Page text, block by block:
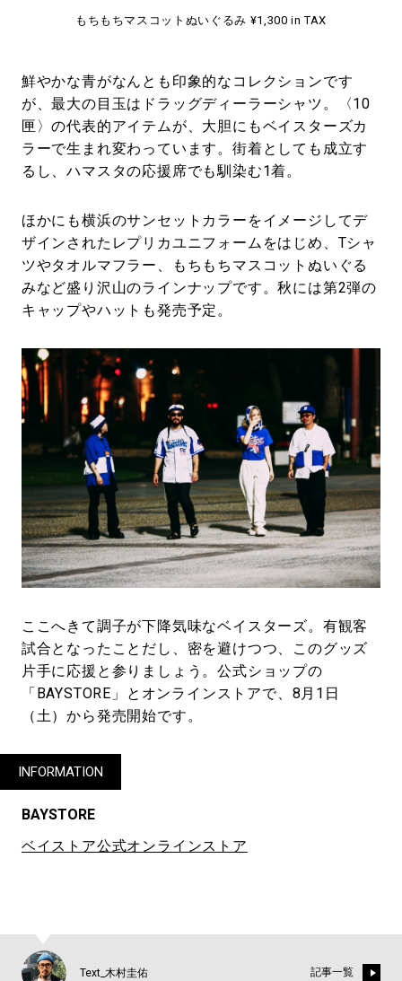
もちもちマスコットぬいぐるみ ¥1,300 in TAX
鮮やかな青がなんとも印象的なコレクションです
が、最大の目玉はドラッグディーラーシャツ。〈10
匣〉の代表的アイテムが、大胆にもベイスターズカ
ラーで生まれ変わっています。街着としても成立す
るし、ハマスタの応援席でも馴染む1着。
ほかにも横浜のサンセットカラーをイメージしてデ
ザインされたレプリカユニフォームをはじめ、Tシャ
ツやタオルマフラー、もちもちマスコットぬいぐる
みなど盛り沢山のラインナップです。秋には第2弾の
キャップやハットも発売予定。
ここへきて調子が下降気味なベイスターズ。有観客
試合となったことだし、密を避けつつ、このグッズ
片手に応援と参りましょう。公式ショップの
「BAYSTORE」とオンラインストアで、8月1日
（土）から発売開始です。
INFORMATION
BAYSTORE
ベイストア公式オンラインストア
Text_木村圭佑 記事一覧